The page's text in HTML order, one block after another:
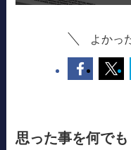
よかっ
思った事を何で